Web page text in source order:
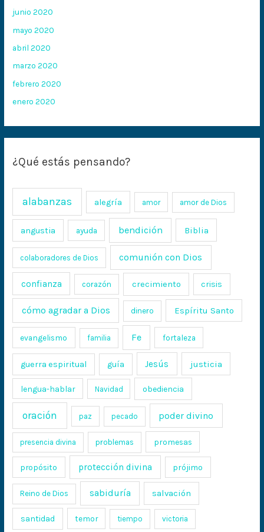
junio 2020
mayo 2020
abril 2020
marzo 2020
febrero 2020
enero 2020
¿Qué estás pensando?
alabanzas alegría amor amor de Dios
angustia ayuda bendición Biblia
colaboradores de Dios comunión con Dios
confianza corazón crecimiento crisis
cómo agradar a Dios dinero Espíritu Santo
evangelismo familia Fe fortaleza
guerra espiritual guía Jesús justicia
lengua-hablar Navidad obediencia
oración paz pecado poder divino
presencia divina problemas promesas
propósito protección divina prójimo
Reino de Dios sabiduría salvación
santidad temor tiempo victoria